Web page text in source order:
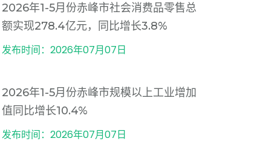
2026年1-5月份赤峰市社会消费品零售总
额实现278.4亿元，同比增长3.8%
发布时间：2026年07月07日
2026年1-5月份赤峰市规模以上工业增加
值同比增长10.4%
发布时间：2026年07月07日